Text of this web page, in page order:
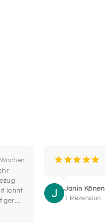
lohnt
¡¡¡¡¡
Janin Könen
1 Rezension